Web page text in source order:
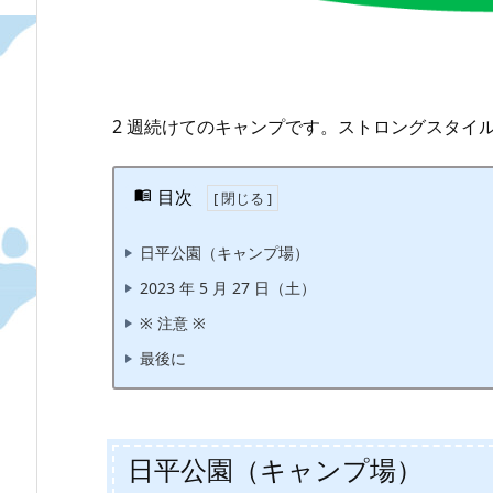
2 週続けてのキャンプです。ストロングスタイ
目次
日平公園（キャンプ場）
2023 年 5 月 27 日（土）
※ 注意 ※
最後に
日平公園（キャンプ場）